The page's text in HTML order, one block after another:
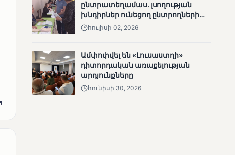
Քվեարկության
նախնական
պաշտոնական
ընտրատեղամաս. լսողության
խնդիրներ ունեցող ընտրողների
ճանապարհը
հուլիսի 02, 2026
Ամփոփվել են «Լուսաստղի»
դիտորդական առաքելության
արդյունքները
հունիսի 30, 2026